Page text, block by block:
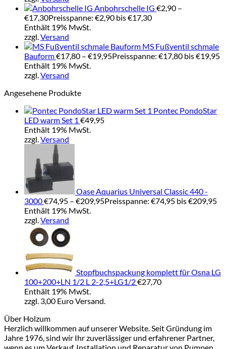
Anbohrschelle IG €2,90 –
€17,30Preisspanne: €2,90 bis €17,30
Enthält 19% MwSt.
zzgl.Versand
MS Fußventil schmale
Bauform€17,80 – €19,95Preisspanne: €17,80 bis €19,95
Enthält 19% MwSt.
zzgl.Versand
Angesehene Produkte
Pontec PondoStar
LED warm Set 1 €49,95
Enthält 19% MwSt.
zzgl.Versand
Oase Aquarius Universal Classic 440 -
3000€74,95 – €209,95Preisspanne: €74,95 bis €209,95
Enthält 19% MwSt.
zzgl.Versand
Stopfbuchspackung komplett für Osna LG
100+200+LN 1/2 L 2-2,5+LG1/2€27,70
Enthält 19% MwSt.
zzgl. 3,00 Euro Versand.
Über Holzum
Herzlich willkommen auf unserer Website. Seit Gründung im
Jahre 1976, sind wir Ihr zuverlässiger und erfahrener Partner,